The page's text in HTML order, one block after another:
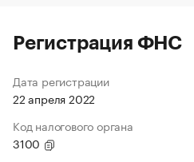
Регистрация ФНС
Дата регистрации
22 апреля 2022
Код налогового органа
3100